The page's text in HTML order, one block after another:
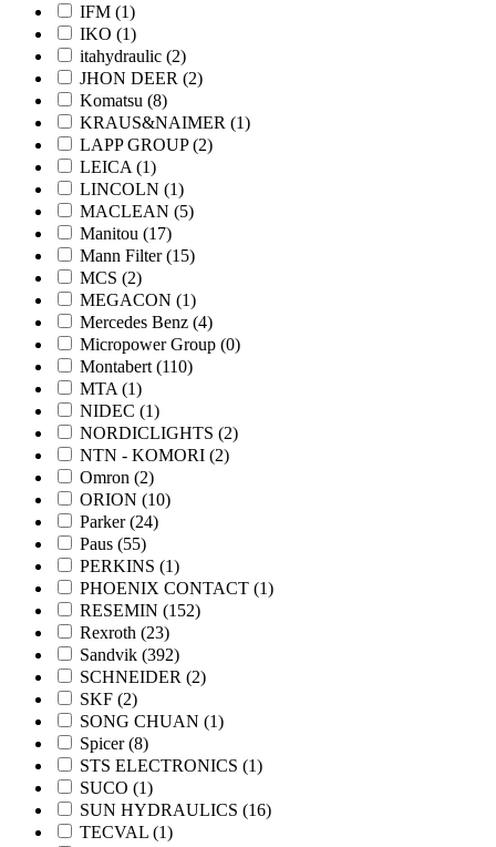
IFM (1)
IKO (1)
itahydraulic (2)
JHON DEER (2)
Komatsu (8)
KRAUS&NAIMER (1)
LAPP GROUP(2)
LEICA (1)
LINCOLN (1)
MACLEAN (5)
Manitou (17)
Mann Filter(15)
MCS (2)
MEGACON (1)
Mercedes Benz (4)
Micropower Group (0)
Montabert (110)
MTA (1)
NIDEC (1)
NORDICLIGHTS (2)
NTN - KOMORI (2)
Omron (2)
ORION (10)
Parker(24)
Paus (55)
PERKINS (1)
PHOENIX CONTACT (1)
RESEMIN (152)
Rexroth (23)
Sandvik (392)
SCHNEIDER (2)
SKF (2)
SONG CHUAN (1)
Spicer(8)
STS ELECTRONICS (1)
SUCO (1)
SUN HYDRAULICS (16)
TECVAL (1)